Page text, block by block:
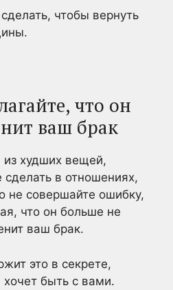
чтобы вернуть
что он
ваш брак
худших вещей,
в отношениях,
не совершайте ошибку,
что он больше не
ваш брак.
это в секрете,
быть с вами.